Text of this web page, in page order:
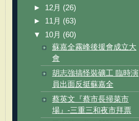
► 12月 (26)
► 11月 (63)
▼ 10月 (60)
蘇嘉全霧峰後援會成立大
會
胡志強搞怪裝礦工 臨時演
員出面反挺蘇嘉全
蔡英文『蔡市長掃菜市
場』-三重三和夜市拜票